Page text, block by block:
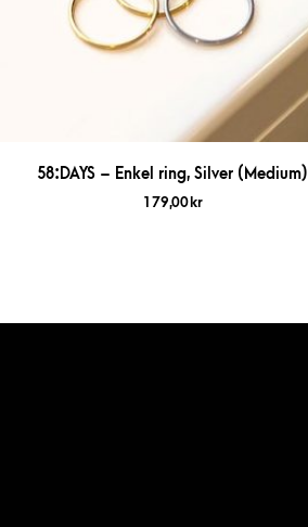
58:DAYS – Enkel ring, Silver (Medium)
179,00 kr